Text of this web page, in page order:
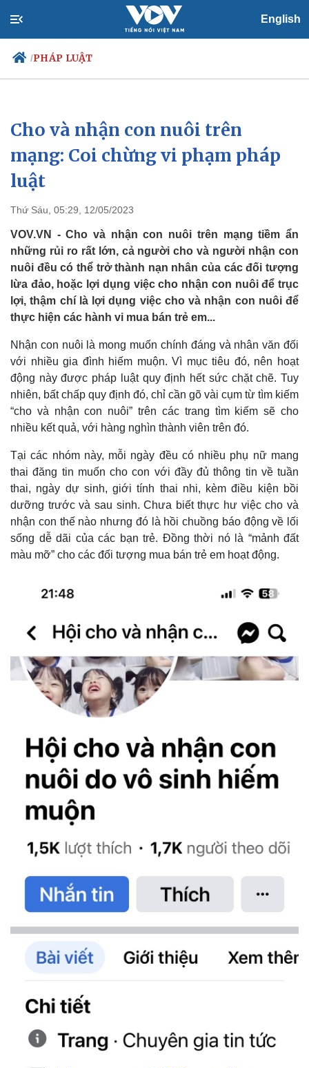
English
/PHÁP LUẬT
Chính trị
Tổ chức nhân sự
Quốc hội
Nhận diện sự thật
Xã hội
Tin 24h
Dự báo thời tiết
Cho và nhận con nuôi trên
mạng: Coi chừng vi phạm pháp
luật
Thứ Sáu, 05:29, 12/05/2023
VOV.VN - Cho và nhận con nuôi trên mạng tiềm ẩn
những rủi ro rất lớn, cả người cho và người nhận con
nuôi đều có thể trở thành nạn nhân của các đối tượng
lừa đảo, hoặc lợi dụng việc cho nhận con nuôi để trục
lợi, thậm chí là lợi dụng việc cho và nhận con nuôi để
thực hiện các hành vi mua bán trẻ em...
Nhận con nuôi là mong muốn chính đáng và nhân văn đối
với nhiều gia đình hiếm muộn. Vì mục tiêu đó, nên hoạt
động này được pháp luật quy định hết sức chặt chẽ. Tuy
nhiên, bất chấp quy định đó, chỉ cần gõ vài cụm từ tìm kiếm
“cho và nhận con nuôi” trên các trang tìm kiếm sẽ cho
nhiều kết quả, với hàng nghìn thành viên trên đó.
Tại các nhóm này, mỗi ngày đều có nhiều phụ nữ mang
thai đăng tin muốn cho con với đầy đủ thông tin về tuần
thai, ngày dự sinh, giới tính thai nhi, kèm điều kiện bồi
dưỡng trước và sau sinh. Chưa biết thực hư việc cho và
nhận con thế nào nhưng đó là hồi chuồng báo động về lối
sống dễ dãi của các bạn trẻ. Đồng thời nó là “mảnh đất
màu mỡ” cho các đối tượng mua bán trẻ em hoạt động.